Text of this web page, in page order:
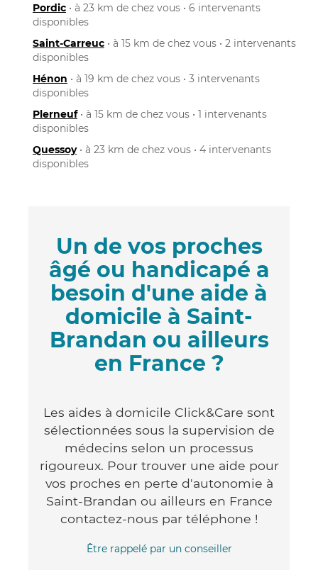
Pordic • à 23 km de chez vous • 6 intervenants
disponibles
Saint-Carreuc • à 15 km de chez vous • 2 intervenants
disponibles
Hénon • à 19 km de chez vous • 3 intervenants
disponibles
Plerneuf• à 15 km de chez vous • 1 intervenants
disponibles
Quessoy• à 23 km de chez vous • 4 intervenants
disponibles
Un de vos proches
âgé ou handicapé a
besoin d'une aide à
domicile à Saint-
Brandan ou ailleurs
en France ?
Les aides à domicile Click&Care sont
sélectionnées sous la supervision de
médecins selon un processus
rigoureux. Pour trouver une aide pour
vos proches en perte d'autonomie à
Saint-Brandan ou ailleurs en France
contactez-nous par téléphone !
Être rappelé par un conseiller